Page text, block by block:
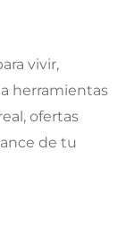
vivir,
herramientas
ofertas
de tu